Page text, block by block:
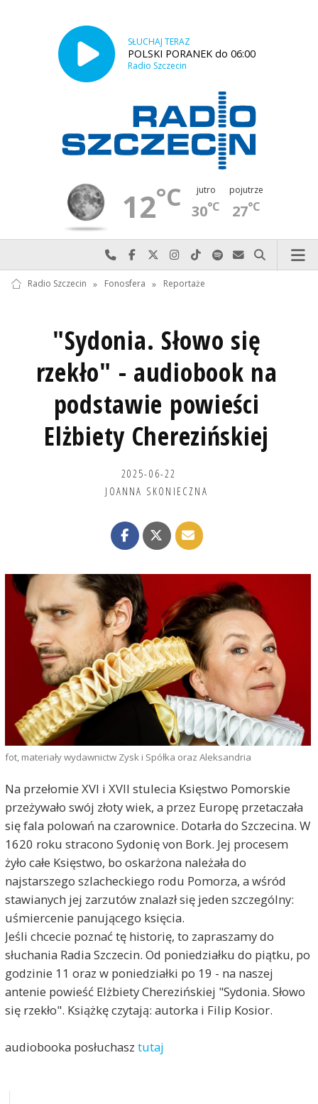
SŁUCHAJ TERAZ
POLSKI PORANEK do 06:00
Radio Szczecin
12°C jutro
30°C
pojutrze
27°C
Najlepiej po prostu do nas zadzwoń
Odwiedź nas na Facebook-u
Odwiedź nas na X
Odwiedź nas na Instagram-ie
Odwiedź nas na TikTok-u
Szukaj nas na Spotify
Wyślij do nas
Szukaj
Radio Szczecin » Fonosfera » Reportaże
"Sydonia. Słowo się
rzekło" - audiobook na
podstawie powieści
Elżbiety Cherezińskiej
2025-06-22
JOANNA SKONIECZNA
fot, materiały wydawnictw Zysk i Spółka oraz Aleksandria
Na przełomie XVI i XVII stulecia Księstwo Pomorskie
przeżywało swój złoty wiek, a przez Europę przetaczała
się fala polowań na czarownice. Dotarła do Szczecina. W
1620 roku stracono Sydonię von Bork. Jej procesem
żyło całe Księstwo, bo oskarżona należała do
najstarszego szlacheckiego rodu Pomorza, a wśród
stawianych jej zarzutów znalazł się jeden szczególny:
uśmiercenie panującego księcia.
Jeśli chcecie poznać tę historię, to zapraszamy do
słuchania Radia Szczecin. Od poniedziałku do piątku, po
godzinie 11 oraz w poniedziałki po 19 - na naszej
antenie powieść Elżbiety Cherezińskiej "Sydonia. Słowo
się rzekło". Książkę czytają: autorka i Filip Kosior.
audiobooka posłuchasz tutaj